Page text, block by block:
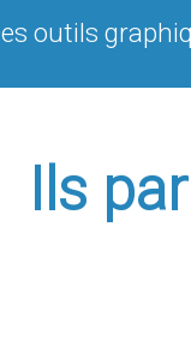
outils
Ils